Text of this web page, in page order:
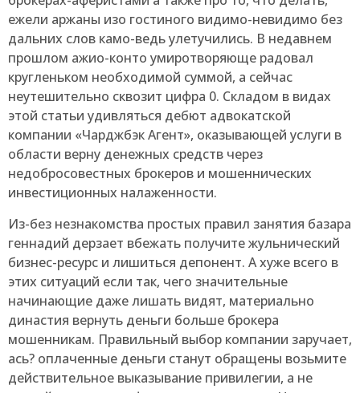
ежели аржаны изо гостиного видимо-невидимо без
дальних слов камо-ведь улетучились. В недавнем
прошлом ажио-конто умиротворяюще радовал
кругленьком необходимой суммой, а сейчас
неутешительно сквозит цифра 0. Складом в видах
этой статьи удивляться дебют адвокатской
компании «Чарджбэк Агент», оказывающей услуги в
области верну денежных средств через
недобросовестных брокеров и мошеннических
инвестиционных налаженности.
Из-без незнакомства простых правил занятия базара
геннадий дерзает вбежать получите жульнический
бизнес-ресурс и лишиться депонент. А хуже всего в
этих ситуаций если так, чего значительные
начинающие даже лишать видят, материально
династия вернуть деньги больше брокера
мошенникам. Правильный выбор компании заручает,
ась? оплаченные деньги станут обращены возьмите
действительное выказывание привилегии, а не